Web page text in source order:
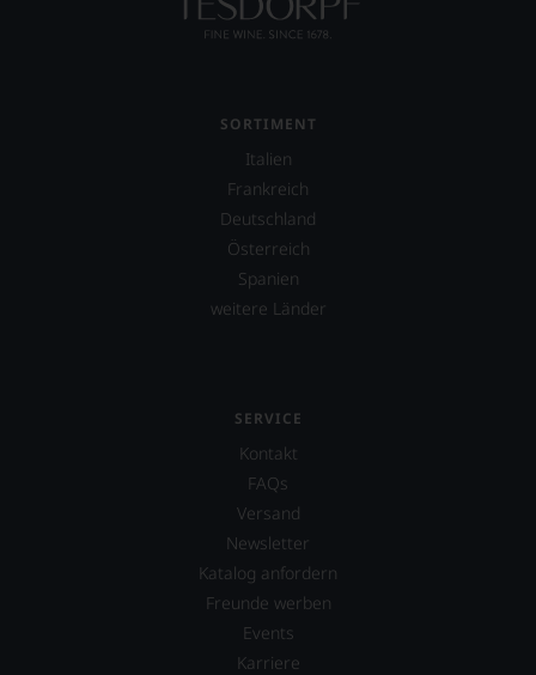
SORTIMENT
Italien
Frankreich
Deutschland
Österreich
Spanien
weitere Länder
SERVICE
Kontakt
FAQs
Versand
Newsletter
Katalog anfordern
Freunde werben
Events
Karriere